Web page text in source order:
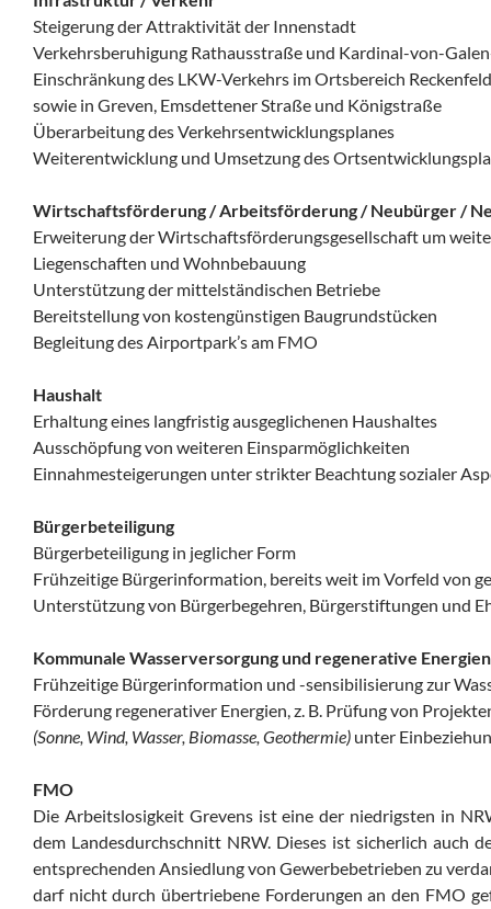
Steigerung der Attraktivität der Innenstadt
Verkehrsberuhigung Rathausstraße und Kardinal-von-
Einschränkung des LKW-Verkehrs im Ortsbereich Reckenfeld
sowie in Greven, Emsdettener Straße und Königstraße
Überarbeitung des Verkehrsentwicklungsplanes
Weiterentwicklung und Umsetzung des
Wirtschaftsförderung / Arbeitsförderung / Neubürger /
Erweiterung der Wirtschaftsförderungsgesellschaft um
Liegenschaften und Wohnbebauung
Unterstützung der mittelständischen Betriebe
Bereitstellung von kostengünstigen Baugrundstücken
Begleitung des Airportpark’s am FMO
Haushalt
Erhaltung eines langfristig ausgeglichenen Haushaltes
Ausschöpfung von weiteren Einsparmöglichkeiten
Einnahmesteigerungen unter strikter Beachtung sozialer
Bürgerbeteiligung
Bürgerbeteiligung in jeglicher Form
Frühzeitige Bürgerinformation, bereits weit im Vorfeld von
Unterstützung von Bürgerbegehren, Bürgerstiftungen und
Kommunale Wasserversorgung und regenerative Energien
Frühzeitige Bürgerinformation und -sensibilisierung zur
Förderung regenerativer Energien, z. B. Prüfung von
(Sonne, Wind, Wasser, Biomasse, Geothermie) unter
FMO
Die Arbeitslosigkeit Grevens ist eine der niedrigsten in
dem Landesdurchschnitt NRW. Dieses ist sicherlich auch
entsprechenden Ansiedlung von Gewerbebetrieben zu
darf nicht durch übertriebene Forderungen an den FMO